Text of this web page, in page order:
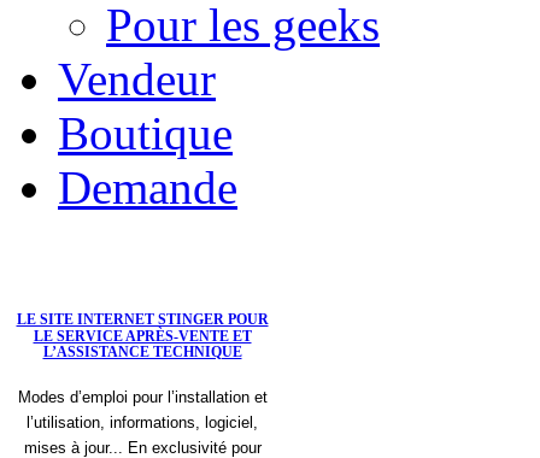
Pour les geeks
Vendeur
Boutique
Demande
LE SITE INTERNET STINGER POUR
LE SERVICE APRÈS-VENTE ET
L’ASSISTANCE TECHNIQUE
Modes d’emploi pour l’installation et
l’utilisation, informations, logiciel,
mises à jour... En exclusivité pour